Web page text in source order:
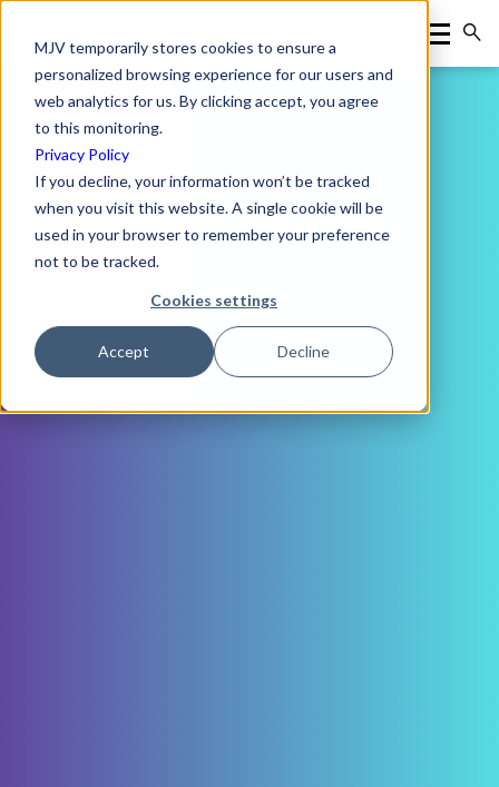
MJV temporarily stores cookies to ensure a
personalized browsing experience for our users and
web analytics for us. By clicking accept, you agree
to this monitoring.
Privacy Policy
If you decline, your information won’t be tracked
when you visit this website. A single cookie will be
used in your browser to remember your preference
not to be tracked.
Cookies settings
Accept Decline